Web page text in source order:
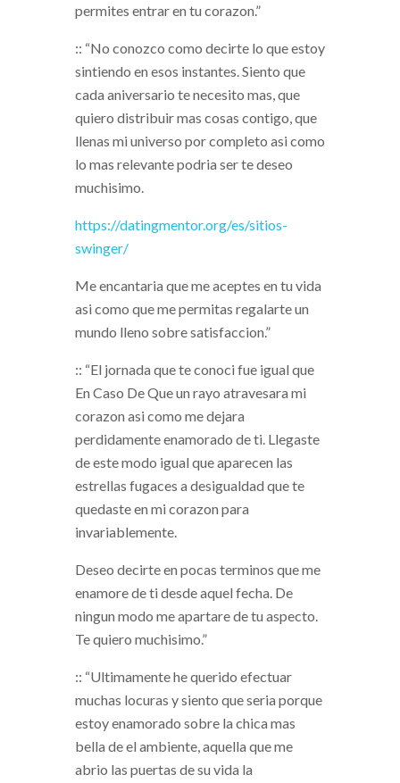
permites entrar en tu corazon.”
:: “No conozco como decirte lo que estoy
sintiendo en esos instantes. Siento que
cada aniversario te necesito mas, que
quiero distribuir mas cosas contigo, que
llenas mi universo por completo asi­ como
lo mas relevante podri­a ser te deseo
muchisimo.
https://datingmentor.org/es/sitios-
swinger/
Me encantaria que me aceptes en tu vida
asi­ como que me permitas regalarte un
mundo lleno sobre satisfaccion.”
:: “El jornada que te conoci fue igual que
En Caso De Que un rayo atravesara mi
corazon asi­ como me dejara
perdidamente enamorado de ti. Llegaste
de este modo igual que aparecen las
estrellas fugaces a desigualdad que te
quedaste en mi corazon para
invariablemente.
Deseo decirte en pocas terminos que me
enamore de ti desde aquel fecha. De
ningun modo me apartare de tu aspecto.
Te quiero muchisimo.”
:: “Ultimamente he querido efectuar
muchas locuras y siento que seri­a porque
estoy enamorado sobre la chica mas
bella de el ambiente, aquella que me
abrio las puertas de su vida la